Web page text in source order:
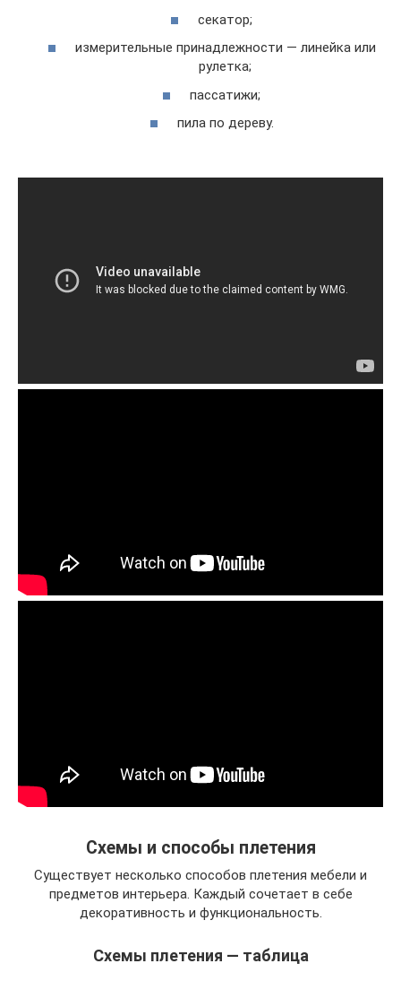
секатор;
измерительные принадлежности — линейка или
рулетка;
пассатижи;
пила по дереву.
Схемы и способы плетения
Существует несколько способов плетения мебели и
предметов интерьера. Каждый сочетает в себе
декоративность и функциональность.
Схемы плетения — таблица